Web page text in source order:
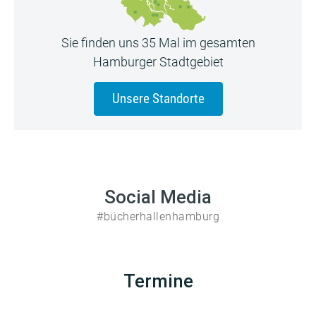
Sie finden uns 35 Mal im gesamten
Hamburger Stadtgebiet
Unsere Standorte
Social Media
#bücherhallenhamburg
Termine